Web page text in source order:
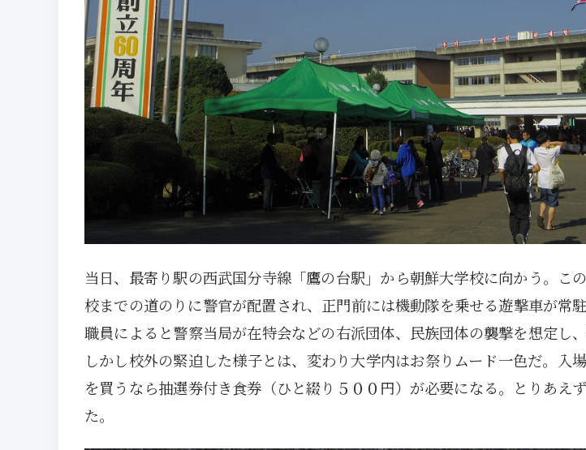
当日、最寄り駅の西武国分寺線「鷹の台駅」から朝鮮大学校に向かう。こ
校までの道のりに警官が配置され、正門前には機動隊を乗せる遊撃車が常
職員によると警察当局が在特会などの右派団体、民族団体の襲撃を想定し
しかし校外の緊迫した様子とは、変わり大学内はお祭りムード一色だ。入
を買うなら抽選券付き食券（ひと綴り５００円）が必要になる。とりあえ
た。